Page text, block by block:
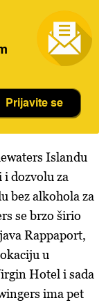
Prijavite se
Islandu
i dozvolu za
bez alkohola za
se brzo širio
Rappaport,
u
Hotel i sada
ima pet